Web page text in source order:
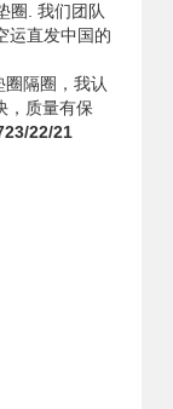
圈. 我们团队
运直发中国的
隔圈，我认
，质量有保
22/21